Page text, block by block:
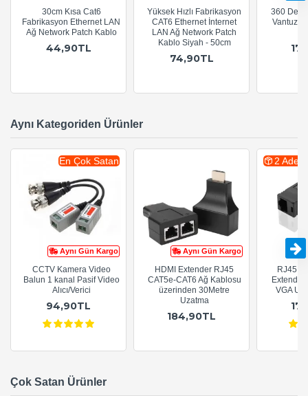
30cm Kısa Cat6
Fabrikasyon Ethernet LAN
Ağ Network Patch Kablo
44,90TL
Yüksek Hızlı Fabrikasyon
CAT6 Ethernet İnternet
LAN Ağ Network Patch
Kablo Siyah - 50cm
74,90TL
360
Vantuzlu
Aynı Kategoriden Ürünler
Aynı Gün Kargo
En Çok Satan
CCTV Kamera Video
Balun 1 kanal Pasif Video
Alıcı/Verici
94,90TL
Aynı Gün Kargo
HDMI Extender RJ45
CAT5e-CAT6 Ağ Kablosu
üzerinden 30Metre
Uzatma
184,90TL
2 Adet
RJ45
VGA
Çok Satan Ürünler